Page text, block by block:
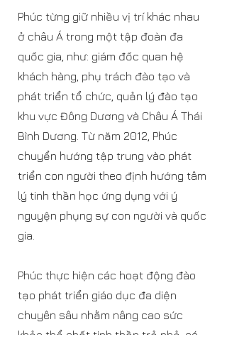
Phúc từng giữ nhiều vị trí khác nhau
ở châu Á trong một tập đoàn đa
quốc gia, như: giám đốc quan hệ
khách hàng, phụ trách đào tạo và
phát triển tổ chức, quản lý đào tạo
khu vực Đông Dương và Châu Á Thái
Bình Dương. Từ năm 2012, Phúc
chuyển hướng tập trung vào phát
triển con người theo định hướng tâm
lý tinh thần học ứng dụng với ý
nguyện phụng sự con người và quốc
gia.
Phúc thực hiện các hoạt động đào
tạo phát triển giáo dục đa diện
chuyên sâu nhằm nâng cao sức
khỏe thể chất tinh thần trẻ nhỏ, cá